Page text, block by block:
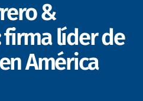
&
firma líder de
América